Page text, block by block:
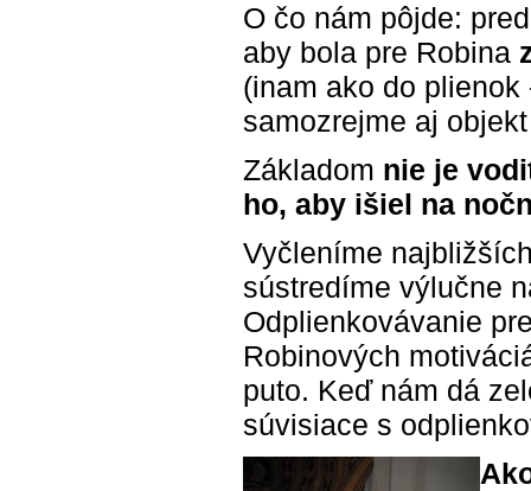
O čo nám pôjde:
aby bola pre Robina
(inam ako do
samozrejme aj
Základom nie je
ho, aby išiel na
Vyčleníme
sústredíme výlučne
Odplienkovávanie
Robinových
puto. Keď nám dá
súvisiace s